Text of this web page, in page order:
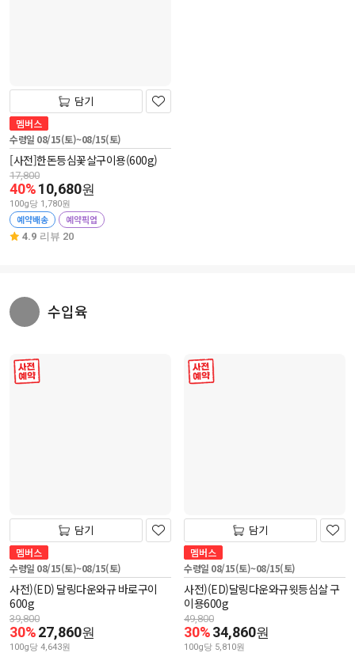
담기
멤버스
수령일 08/15(토)~08/15(토)
[사전]한돈등심꽃살구이용(600g)
17,800
40%10,680원
100g당 1,780원
예약배송 예약픽업
4.9 리뷰 20
수입육
담기
멤버스
수령일 08/15(토)~08/15(토)
사전)(ED) 달링다운와규 바로구이
600g
39,800
30%27,860원
100g당 4,643원
담기
멤버스
수령일 08/15(토)~08/15(토)
사전)(ED)달링다운와규윗등심살 구
이용600g
49,800
30%34,860원
100g당 5,810원